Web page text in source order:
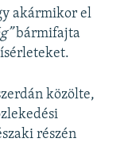
akármikor el
bármifajta
közölte,
részén